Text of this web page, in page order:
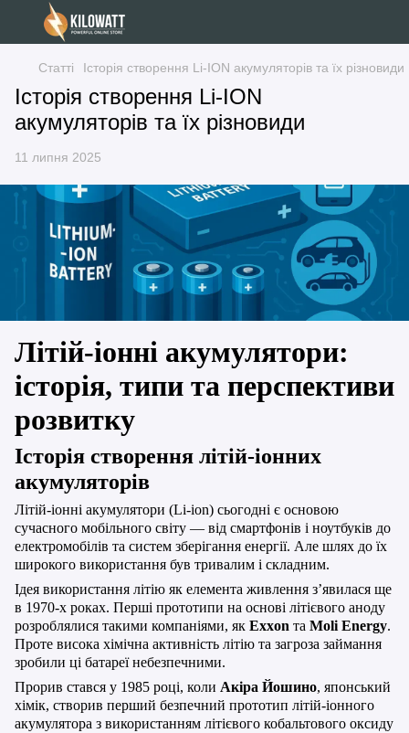
Статті Історія створення Li-ION акумуляторів та їх різновиди
Історія створення Li-ION
акумуляторів та їх різновиди
11 липня 2025
Літій-іонні акумулятори:
історія, типи та перспективи
розвитку
Історія створення літій-іонних
акумуляторів
Літій-іонні акумулятори (Li-ion) сьогодні є основою
сучасного мобільного світу — від смартфонів і ноутбуків до
електромобілів та систем зберігання енергії. Але шлях до їх
широкого використання був тривалим і складним.
Ідея використання літію як елемента живлення з’явилася ще
в 1970-х роках. Перші прототипи на основі літієвого аноду
розроблялися такими компаніями, як Exxon та Moli Energy.
Проте висока хімічна активність літію та загроза займання
зробили ці батареї небезпечними.
Прорив стався у 1985 році, коли Акіра Йошино, японський
хімік, створив перший безпечний прототип літій-іонного
акумулятора з використанням літієвого кобальтового оксиду